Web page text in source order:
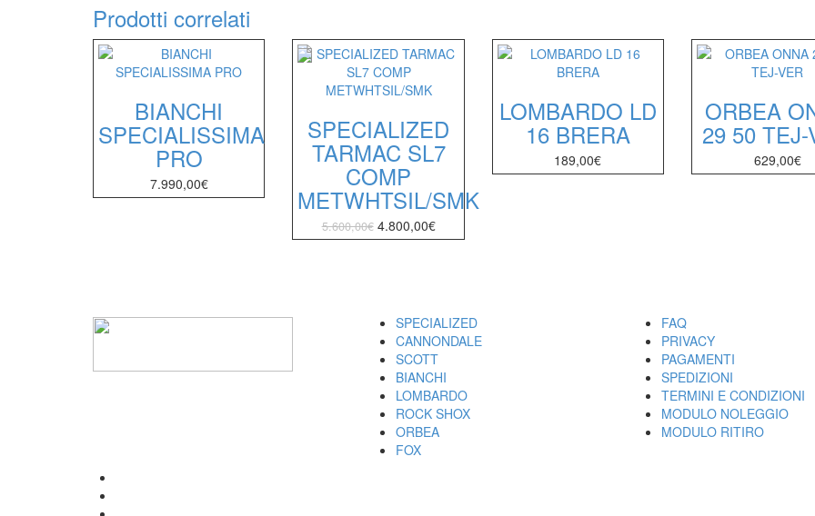
Prodotti correlati
BIANCHI
SPECIALISSIMA
PRO
7.990,00€
SPECIALIZED
TARMAC SL7
COMP
METWHTSIL/SMK
5.600,00€ 4.800,00€
LOMBARDO LD
16 BRERA
189,00€
ORBEA
29 50 TEJ-
629,00€
SPECIALIZED
CANNONDALE
SCOTT
BIANCHI
LOMBARDO
ROCK SHOX
ORBEA
FOX
FAQ
PRIVACY
PAGAMENTI
SPEDIZIONI
TERMINI E CONDIZIONI
MODULO NOLEGGIO
MODULO RITIRO